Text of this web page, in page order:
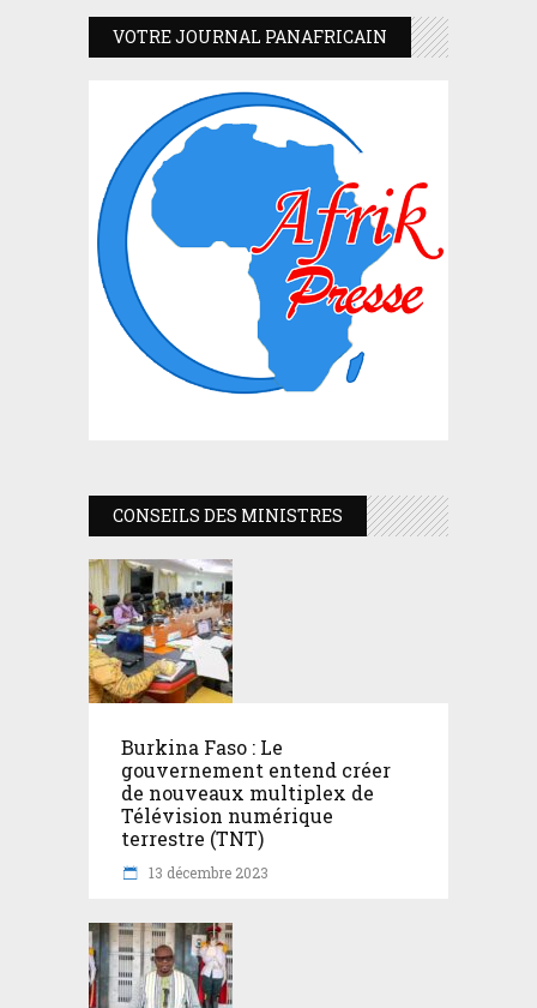
VOTRE JOURNAL PANAFRICAIN
CONSEILS DES MINISTRES
Burkina Faso : Le
gouvernement entend créer
de nouveaux multiplex de
Télévision numérique
terrestre (TNT)
13 décembre 2023